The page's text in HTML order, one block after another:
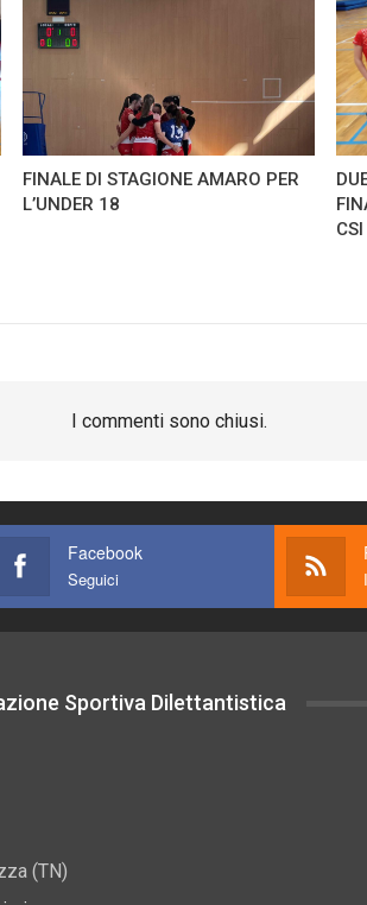
FINALE DI STAGIONE AMARO PER
L’UNDER 18
CSI
I commenti sono chiusi.
Facebook
Seguici
Sportiva Dilettantistica
(TN)